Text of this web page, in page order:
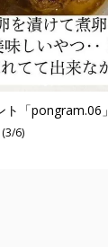
「pongram.06」
6)